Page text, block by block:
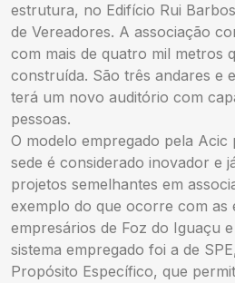
estrutura, no Edifício Rui
de Vereadores. A associação
com mais de quatro mil metros
construída. São três andares e
terá um novo auditório com
pessoas.
O modelo empregado pela
sede é considerado inovador e
projetos semelhantes em
exemplo do que ocorre com as
empresários de Foz do Iguaçu
sistema empregado foi a de
Propósito Específico, que